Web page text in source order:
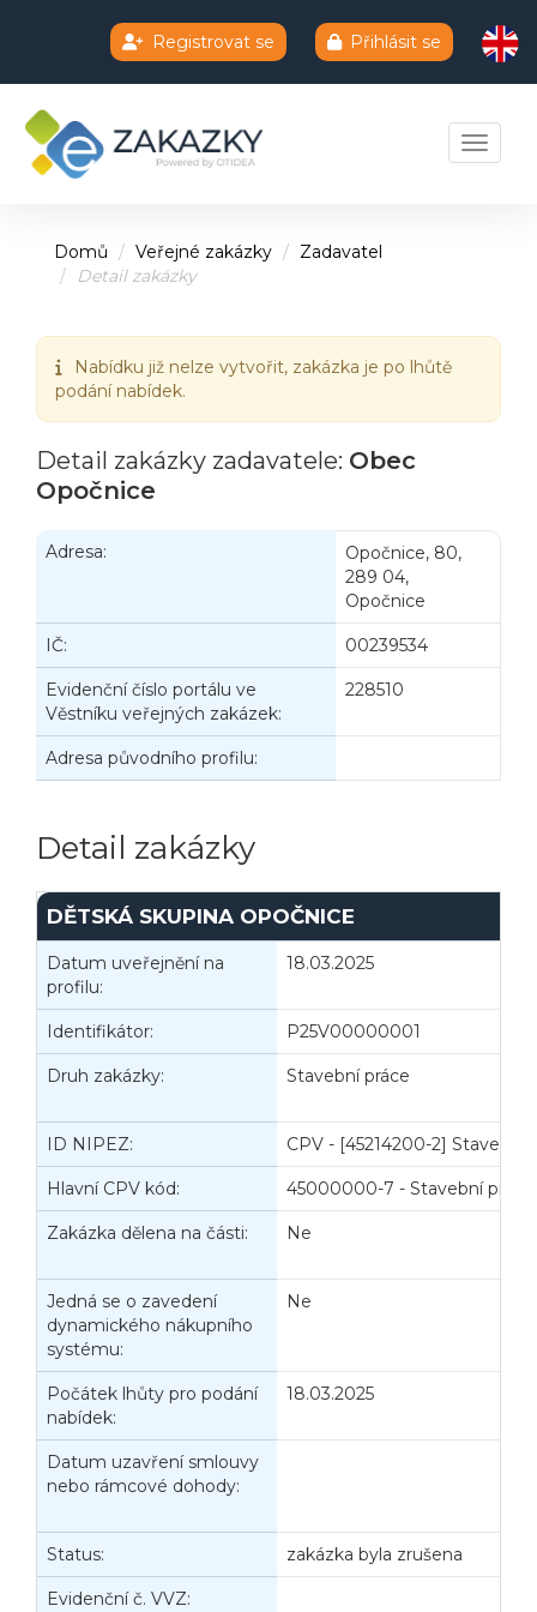
Registrovat se Přihlásit se
Toggle
Domů Veřejné zakázky
Zadavatel
Detail zakázky
Nabídku již nelze vytvořit, zakázka je po lhůtě
podání nabídek.
Detail zakázky zadavatele: Obec
Opočnice
Adresa:
Opočnice, 80,
289 04,
Opočnice
IČ: 00239534
Evidenční číslo portálu ve
Věstníku veřejných zakázek:
228510
Adresa původního profilu:
Detail zakázky
DĚTSKÁ SKUPINA OPOČNICE
Datum uveřejnění na
profilu:
18.03.2025
Identifikátor: P25V00000001
Druh zakázky: Stavební práce
ID NIPEZ: CPV - [45214200-2] Stavební
Hlavní CPV kód: 45000000-7 - Stavební práce
Zakázka dělena na části: Ne
Jedná se o zavedení
dynamického nákupního
systému:
Ne
Počátek lhůty pro podání
nabídek:
18.03.2025
Datum uzavření smlouvy
nebo rámcové dohody:
Status: zakázka byla zrušena
Evidenční č. VVZ:
Chatbot e-zakazky